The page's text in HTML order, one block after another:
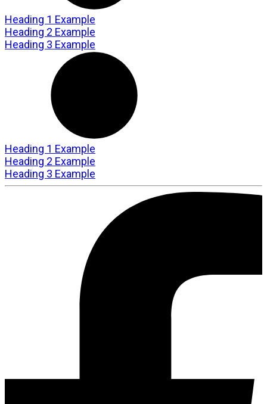
Heading 1 Example
Heading 2 Example
Heading 3 Example
Heading 1 Example
Heading 2 Example
Heading 3 Example